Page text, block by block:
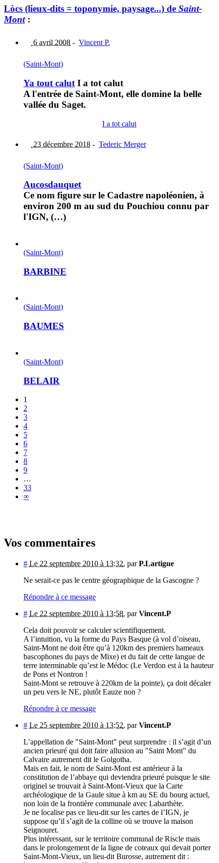
Lòcs (lieux-dits = toponymie, paysage...) de Saint-
Mont:
6 avril 2008 - Vincent P.
(Saint-Mont)
Ya tout calut I a tot calut
A l'entrée de Saint-Mont, elle domine la belle
vallée du Saget.
I a tot calut
23 décembre 2018 - Tederic Merger
(Saint-Mont)
Aucosdauquet
Ce nom figure sur le Cadastre napoléonien, à
environ 200 m au sud du Pouchiou connu par
l'IGN, (…)
(Saint-Mont)
BARBINE
(Saint-Mont)
BAUMES
(Saint-Mont)
BELAIR
1
2
3
4
5
6
7
8
9
…
33
∞
Vos commentaires
# Le 22 septembre 2010 à 13:32, parP.Lartigue
Ne serait-ce pas le centre géographique de la Gascogne ?
Répondre à ce message
# Le 22 septembre 2010 à 13:58, parVincent.P
Cela doit pouvoir se calculer scientifiquement.
A l’intuition, vu la forme du Pays Basque (à vol d’oiseau,
Saint-Mont ne doit être qu’à 120km des premiers hameaux
bascophones du pays de Mixe) et du fait de cette langue de
terre interminable qu’est le Médoc (Le Verdon est à la hauteur
de Pons et Nontron !
Saint-Mont se retrouve à 220km de la pointe), ça doit décaler
un peu vers le NE, plutôt Eauze non ?
Répondre à ce message
# Le 25 septembre 2010 à 13:52, parVincent.P
L’appellation de "Saint-Mont" peut surprendre : il s’agit d’un
ancien prieuré qui doit faire allusion au "Saint Mont" du
Calvaire autrement dit le Golgotha.
Mais en fait, le nom de Saint-Mont est antérieur à la
constitution de l’abbaye qui deviendra prieuré puisque le site
originel se trouvait à Saint-Mont-Vieux que la Carte
archéologique de la Gaule situe à km au SE du bourg actuel,
non loin de la frontière communale avec Labarthète.
Je ne localise pas ce lieu-dit sur les cartes de l’IGN, je
suppose qu’il s’agit de la colline où se trouve la maison
Seignouret.
Plus intéressant, sur le territoire communal de Riscle mais
dans le prolongement de la ligne de coteaux qui devait porter
Saint-Mont-Vieux, un lieu-dit Burosse, autrement dit :